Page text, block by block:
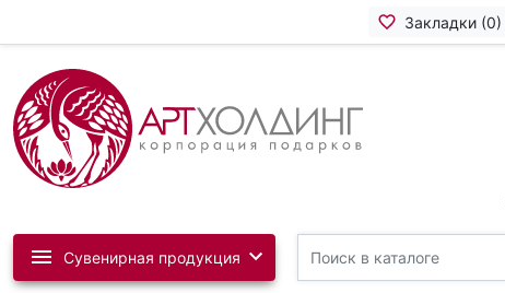
Закладки (0)
Сувенирная продукция